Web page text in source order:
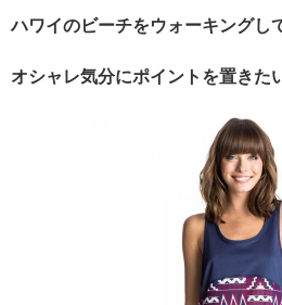
ハワイのビーチをウォーキングし
オシャレ気分にポイントを置きた